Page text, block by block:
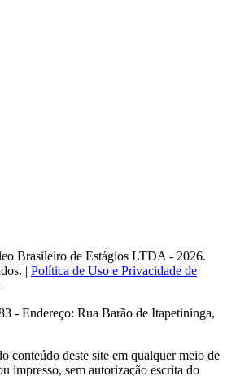
Brasileiro de Estágios LTDA - 2026.
| Política de Uso e Privacidade de
- Endereço: Rua Barão de Itapetininga,
conteúdo deste site em qualquer meio de
impresso, sem autorização escrita do